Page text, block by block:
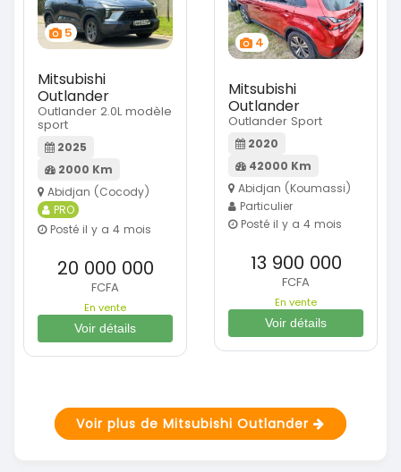
5
Mitsubishi
Outlander
Outlander 2.0L modèle
sport
2025
2000 Km
Abidjan (Cocody)
PRO
Posté il y a 4 mois
20 000 000
FCFA
En vente
Voir détails
4
Mitsubishi
Outlander
Outlander Sport
2020
42000 Km
Abidjan (Koumassi)
Particulier
Posté il y a 4 mois
13 900 000
FCFA
En vente
Voir détails
Voir plus de Mitsubishi Outlander